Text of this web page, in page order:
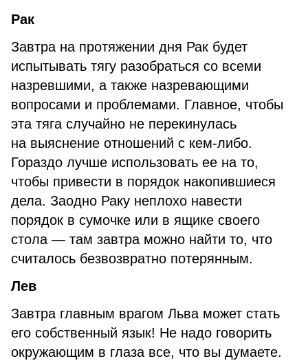
Рак
Завтра на протяжении дня Рак будет
испытывать тягу разобраться со всеми
назревшими, а также назревающими
вопросами и проблемами. Главное, чтобы
эта тяга случайно не перекинулась
на выяснение отношений с кем-либо.
Гораздо лучше использовать ее на то,
чтобы привести в порядок накопившиеся
дела. Заодно Раку неплохо навести
порядок в сумочке или в ящике своего
стола — там завтра можно найти то, что
считалось безвозвратно потерянным.
Лев
Завтра главным врагом Льва может стать
его собственный язык! Не надо говорить
окружающим в глаза все, что вы думаете.